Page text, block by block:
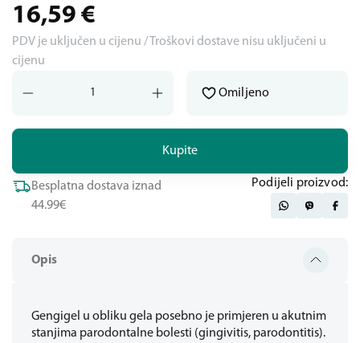
Opis
Gengigel u obliku gela posebno je primjeren u akutnim
stanjima parodontalne bolesti (gingivitis, parodontitis).
16,59 €
PDV je uključen u cijenu / Troškovi dostave nisu uključeni u
cijenu
Kupite
Omiljeno
Besplatna dostava iznad
44.99€
Podijeli proizvod: